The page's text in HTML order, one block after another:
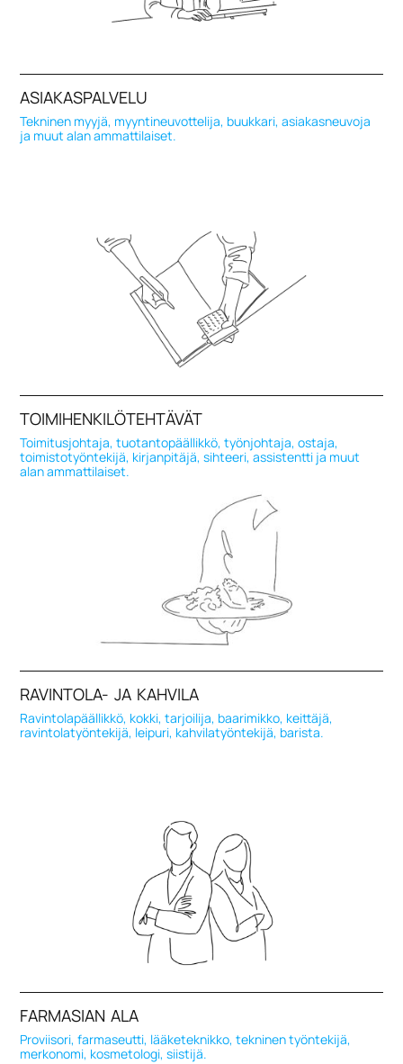
ASIAKASPALVELU
Tekninen myyjä, myyntineuvottelija, buukkari, asiakasneuvoja
ja muut alan ammattilaiset.
TOIMIHENKILÖTEHTÄVÄT
Toimitusjohtaja, tuotantopäällikkö, työnjohtaja, ostaja,
toimistotyöntekijä, kirjanpitäjä, sihteeri, assistentti ja muut
alan ammattilaiset.
RAVINTOLA- JA KAHVILA
Ravintolapäällikkö, kokki, tarjoilija, baarimikko, keittäjä,
ravintolatyöntekijä, leipuri, kahvilatyöntekijä, barista.
FARMASIAN ALA
Proviisori, farmaseutti, lääketeknikko, tekninen työntekijä,
merkonomi, kosmetologi, siistijä.